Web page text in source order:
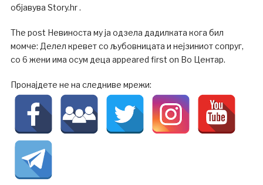
објавува Story.hr .
The post Невиноста му ја одзела дадилката кога бил
момче: Делел кревет со љубовницата и нејзиниот сопруг,
со 6 жени има осум деца appeared first on Во Центар.
Пронајдете не на следниве мрежи: